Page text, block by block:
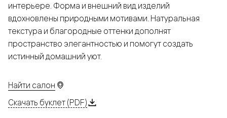
интерьере. Форма и внешний вид изделий
вдохновлены природными мотивами. Натуральная
текстура и благородные оттенки дополнят
пространство элегантностью и помогут создать
истинный домашний уют.
Найти салон
Скачать буклет (PDF)